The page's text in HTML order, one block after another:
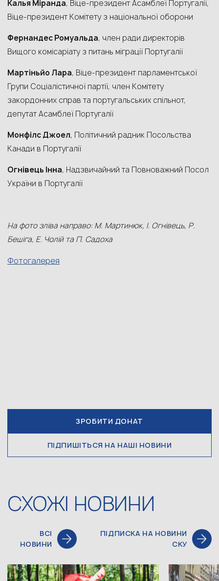
Калья Міранда, Віце-президент Асамблеї Португалії,
Віце-президент Комітету з національної оборони
Фернандес Ромуальда, член ради директорів
Вищого комісаріату з питань міграції Португалії
Мартіньйо Лара, Віце-президент парламентської
Групи Соціалістичної партії, член Комітету
закордонних справ та португальських спільнот,
депутат Асамблеї Португалії
Монфілс Джоел, Політичний радник Посольства
Канади в Португалії
Огнівець Інна, Надзвичайний та Повноважний Посол
України в Португалії
На фото зліва направо:М. Мартинюк, І. Огнівець, Р.
Бешіґа, Е. Чолій та П. Садоха
Фотогалерея
ЗРОБИТИ ДОНАТ
ПІДПИШІТЬСЯ НА НАШІ НОВИНИ
СХОЖІ НОВИНИ
ВСІ
НОВИНИ
ПІДПИСКА НА НОВИНИ
СКУ